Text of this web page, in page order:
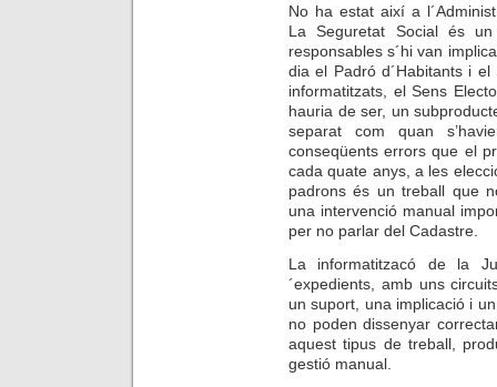
No ha estat així a
La Seguretat Social és
responsables s´hi van
dia el Padró d´Habitants i
informatitzats, el Sens
hauria de ser, un
separat com quan
conseqüents errors que el
cada quate anys, a les
padrons és un treball que
una intervenció manual
per no parlar del Cadastre.
La informatitzacó de la
´expedients, amb uns
un suport, una implicació i
no poden dissenyar
aquest tipus de treball,
gestió manual.